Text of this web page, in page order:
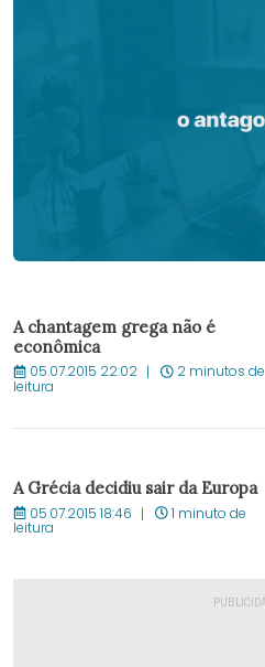
A chantagem grega não é
econômica
05.07.2015 22:02 2 minutos de
leitura
A Grécia decidiu sair da Europa
05.07.2015 18:46 1 minuto de
leitura